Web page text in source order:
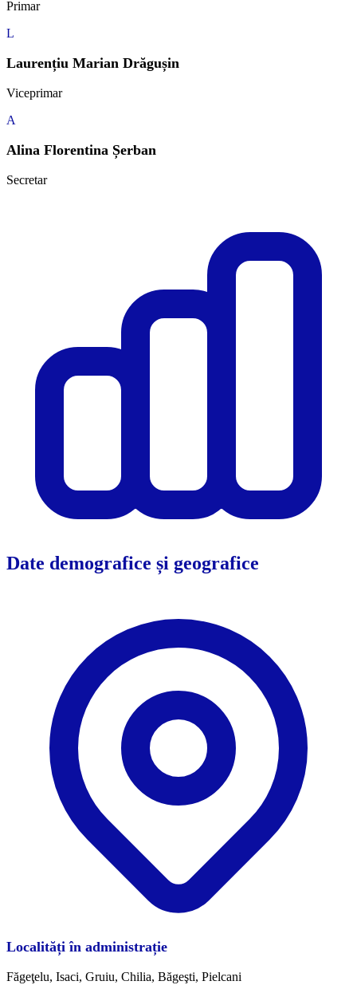
Primar
L
Laurențiu Marian Drăgușin
Viceprimar
A
Alina Florentina Șerban
Secretar
Date demografice și geografice
Localități în administrație
Făgeţelu, Isaci, Gruiu, Chilia, Băgeşti, Pielcani